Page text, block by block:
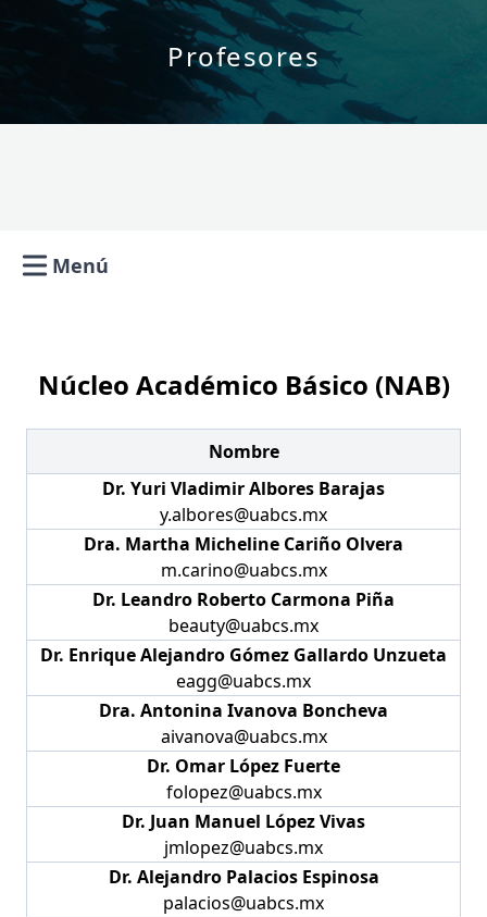
Profesores
Open main menu
Menú
Núcleo Académico Básico (NAB)
Nombre
Dr. Yuri Vladimir Albores Barajas
y.albores@uabcs.mx
Dra. Martha Micheline Cariño Olvera
m.carino@uabcs.mx
Dr. Leandro Roberto Carmona Piña
beauty@uabcs.mx
Dr. Enrique Alejandro Gómez Gallardo Unzueta
eagg@uabcs.mx
Dra. Antonina Ivanova Boncheva
aivanova@uabcs.mx
Dr. Omar López Fuerte
folopez@uabcs.mx
Dr. Juan Manuel López Vivas
jmlopez@uabcs.mx
Dr. Alejandro Palacios Espinosa
palacios@uabcs.mx